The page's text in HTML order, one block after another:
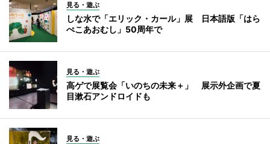
見る・遊ぶ
しな水で「エリック・カール」展 日本語版「はら
ぺこあおむし」50周年で
見る・遊ぶ
高ゲで展覧会「いのちの未来＋」 展示外企画で夏
目漱石アンドロイドも
見る・遊ぶ